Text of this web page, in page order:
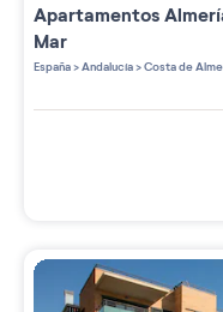
Apartamentos
Mar
España>Andalucía>Costa de